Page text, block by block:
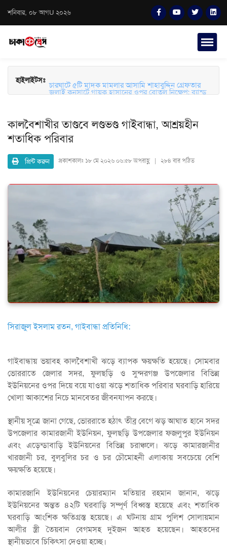
শনিবার, ০৮ আগU ২০২৬
হাইলাইটসঃ চারঘাটে ৫টি মাদক মামলার আসামি শাহাবুদ্দিন গ্রেফতার
কালবৈশাখীর তাণ্ডবে লণ্ডভণ্ড গাইবান্ধা, আশ্রয়হীন
শতাধিক পরিবার
প্রিন্ট করুন প্রকাশকালঃ ১৮ মে ২০২৬ ০৬:৫৮ অপরাহ্ণ | ২৮৪ বার পঠিত
সিরাজুল ইসলাম রতন, গাইবান্ধা প্রতিনিধি:
গাইবান্ধায় ভয়াবহ কালবৈশাখী ঝড়ে ব্যাপক ক্ষয়ক্ষতি হয়েছে। সোমবার
ভোররাতে জেলার সদর, ফুলছড়ি ও সুন্দরগঞ্জ উপজেলার বিভিন্ন
ইউনিয়নের ওপর দিয়ে বয়ে যাওয়া ঝড়ে শতাধিক পরিবার ঘরবাড়ি হারিয়ে
খোলা আকাশের নিচে মানবেতর জীবনযাপন করছে।
স্থানীয় সূত্রে জানা গেছে, ভোররাতে হঠাৎ তীব্র বেগে ঝড় আঘাত হানে সদর
উপজেলার কামারজানী ইউনিয়ন, ফুলছড়ি উপজেলার ফজলুপুর ইউনিয়ন
এবং এড়েন্ডাবাড়ি ইউনিয়নের বিভিন্ন চরাঞ্চলে। ঝড়ে কামারজানীর
খারজানী চর, বুলবুলির চর ও চর চৌমোহনী এলাকায় সবচেয়ে বেশি
ক্ষয়ক্ষতি হয়েছে।
কামারজানি ইউনিয়নের চেয়ারম্যান মতিয়ার রহমান জানান, ঝড়ে
ইউনিয়নের অন্তত ৪২টি ঘরবাড়ি সম্পূর্ণ বিধ্বস্ত হয়েছে এবং শতাধিক
ঘরবাড়ি আংশিক ক্ষতিগ্রস্ত হয়েছে। এ ঘটনায় গ্রাম পুলিশ সোলায়মান
আলীর স্ত্রী তৈয়বান বেগমসহ দুইজন আহত হয়েছেন। আহতদের
স্থানীয়ভাবে চিকিৎসা দেওয়া হচ্ছে।